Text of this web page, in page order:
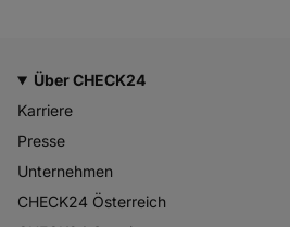
Über CHECK24
Karriere
Presse
Unternehmen
CHECK24 Österreich